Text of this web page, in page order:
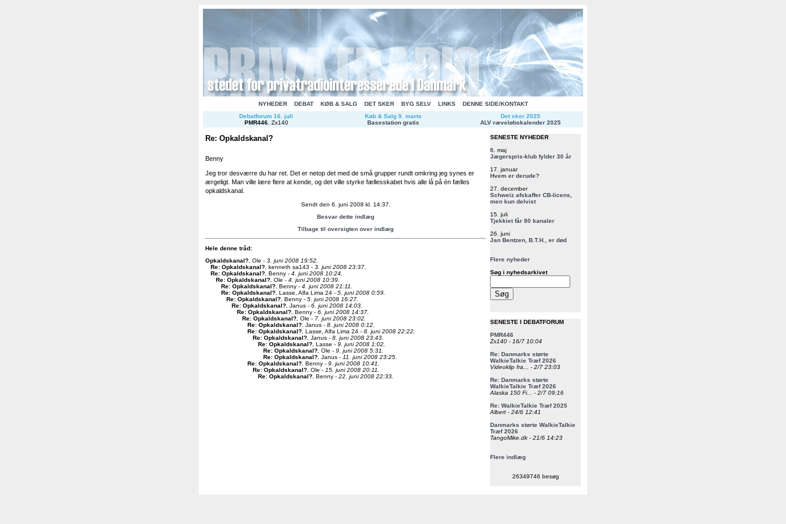
NYHEDER DEBAT KØB & SALG DET SKER BYG SELV LINKS
DENNE SIDE/KONTAKT
Debatforum 16. juli
PMR446. Zx140
Køb & Salg 9. marts
Basestation gratis
Det sker 2025
ALV ræveløbskalender 2025
Re: Opkaldskanal?
Benny
Jeg tror desværre du har ret. Det er netop det med de små grupper rundt omkring jeg synes er
ærgeligt. Man ville lære flere at kende, og det ville styrke fællesskabet hvis alle lå på én fælles
opkaldskanal.
Sendt den 6. juni 2008 kl. 14:37.
Besvar dette indlæg
Tilbage til oversigten over indlæg
Hele denne tråd:
Opkaldskanal? Ole - 3. juni 2008 19:52.
Re: Opkaldskanal? kenneth sa143 - 3. juni 2008 23:37.
Re: Opkaldskanal? Benny - 4. juni 2008 10:24.
Re: Opkaldskanal? Ole - 4. juni 2008 10:39.
Re: Opkaldskanal? Benny - 4. juni 2008 21:11.
Re: Opkaldskanal? Lasse, Alfa Lima 24 - 5. juni 2008 0:59.
Re: Opkaldskanal? Benny - 5. juni 2008 16:27.
Re: Opkaldskanal? Janus - 6. juni 2008 14:03.
Re: Opkaldskanal? Benny - 6. juni 2008 14:37.
Re: Opkaldskanal? Ole - 7. juni 2008 23:02.
Re: Opkaldskanal? Janus - 8. juni 2008 0:12.
Re: Opkaldskanal? Lasse, Alfa Lima 24 - 8. juni 2008 22:22.
Re: Opkaldskanal? Janus - 8. juni 2008 23:43.
Re: Opkaldskanal? Lasse - 9. juni 2008 1:02.
Re: Opkaldskanal? Ole - 9. juni 2008 5:31.
Re: Opkaldskanal? Janus - 11. juni 2008 23:25.
Re: Opkaldskanal? Benny - 9. juni 2008 10:41.
Re: Opkaldskanal? Ole - 15. juni 2008 20:11.
Re: Opkaldskanal? Benny - 22. juni 2008 22:33.
SENESTE NYHEDER
6. maj
Jægerspris-klub fylder 30 år
17. januar
Hvem er derude?
27. december
Schweiz afskaffer CB-licens,
men kun delvist
15. juli
Tjekkiet får 80 kanaler
26. juni
Jan Bentzen, B.T.H., er død
Flere nyheder
Søg i nyhedsarkivet
SENESTE I DEBATFORUM
PMR446
Zx140 - 16/7 10:04
Re: Danmarks størte
WalkieTalkie Træf 2026
Videoklip fra... - 2/7 23:03
Re: Danmarks størte
WalkieTalkie Træf 2026
Alaska 150 Fi... - 2/7 09:16
Re: WalkieTalkie Træf 2025
Albert - 24/6 12:41
Danmarks størte WalkieTalkie
Træf 2026
TangoMike.dk - 21/6 14:23
Flere indlæg
26349746 besøg